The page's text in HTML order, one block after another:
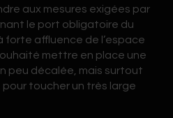
aux mesures exigées par
le port obligatoire du
forte affluence de l’espace
mettre en place une
peu décalée, mais surtout
toucher un très large